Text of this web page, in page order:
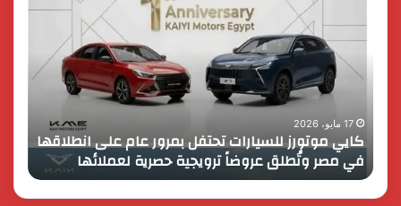
للسيارات
بمرور
انطلاقها
في
مصر
وتُطلق
عروضاً
17 مايو، 2026
كايي موتورز للسيارات تحتفل بمرور عام على انطلاقها
في مصر وتُطلق عروضاً ترويجية حصرية لعملائها
إطلاق
جديدة